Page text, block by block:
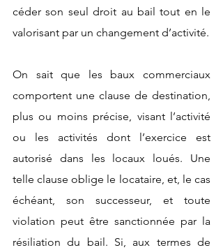
céder son seul droit au bail tout en le
On sait que les baux commerciaux
comportent une clause de destination,
plus ou moins précise, visant l’activité
ou les activités dont l’exercice est
autorisé dans les locaux loués. Une
telle clause oblige le locataire, et, le cas
échéant, son successeur, et toute
violation peut être sanctionnée par la
résiliation du bail. Si, aux termes de